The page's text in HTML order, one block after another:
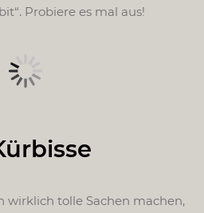
Probiere es mal aus!
wirklich tolle Sachen machen,